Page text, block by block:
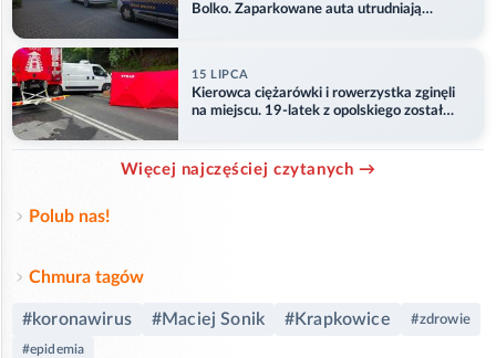
Bolko. Zaparkowane auta utrudniają
15 LIPCA
Kierowca ciężarówki i rowerzystka zginęli
na miejscu. 19-latek z opolskiego został
Więcej najczęściej czytanych →
Polub nas!
Chmura tagów
#koronawirus #Maciej Sonik #Krapkowice #zdrowie
#epidemia